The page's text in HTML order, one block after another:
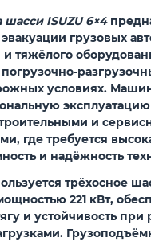
шасси ISUZU 6×4
грузовых
тяжёлого
условиях.
и
где требуется
и надёжность
трёхосное
221 кВт,
и устойчивость при